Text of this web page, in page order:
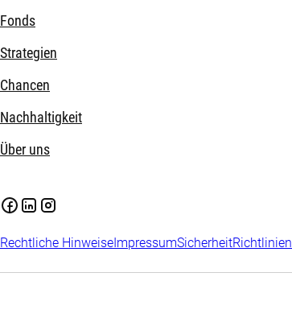
Fonds
Strategien
Chancen
Nachhaltigkeit
Über uns
Rechtliche HinweiseImpressumSicherheitRichtlinien